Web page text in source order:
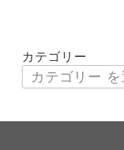
カテゴリー